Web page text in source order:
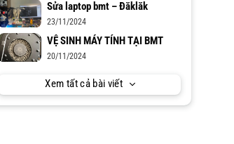
Sửa laptop bmt – Đăklăk
23/11/2024
VỆ SINH MÁY TÍNH TẠI BMT
20/11/2024
Xem tất cả bài viết